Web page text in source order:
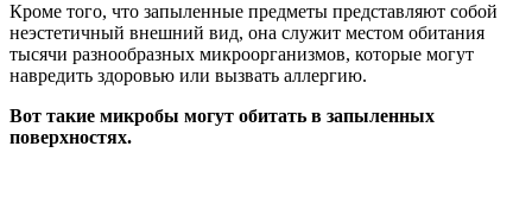
Кроме того, что запыленные предметы представляют собой
неэстетичный внешний вид, она служит местом обитания
тысячи разнообразных микроорганизмов, которые могут
навредить здоровью или вызвать аллергию.
Вот такие микробы могут обитать в запыленных
поверхностях.